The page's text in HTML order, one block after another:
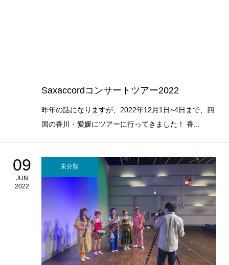
Saxaccordコンサートツアー2022
昨年の話になりますが、2022年12月1日~4日まで、四
国の香川・愛媛にツアーに行ってきました！ 香...
09
JUN
2022
未分類